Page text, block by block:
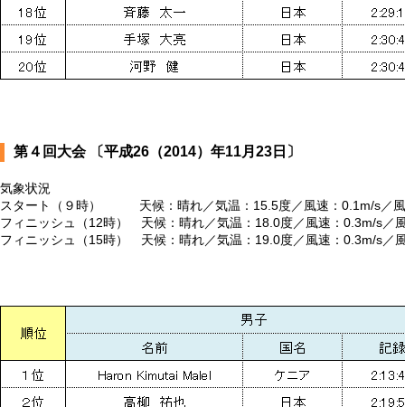
第４回大会 〔平成26（2014）年11月23日〕
気象状況
スタート（９時） 天候：晴れ／気温：15.5度／風速：0.1m/s／
フィニッシュ（12時） 天候：晴れ／気温：18.0度／風速：0.3m/s／
フィニッシュ（15時） 天候：晴れ／気温：19.0度／風速：0.3m/s／